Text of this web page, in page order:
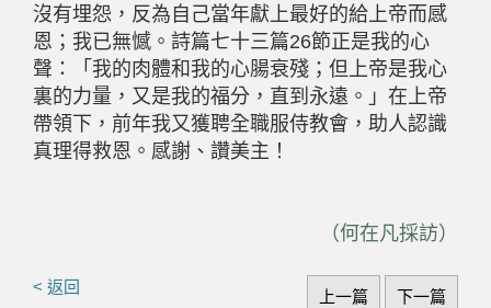
沒有埋怨，反為自己當年獻上最好的給上帝而感
恩；我已無憾。詩篇七十三篇26節正是我的心
聲：「我的肉體和我的心腸衰殘；但上帝是我心
裏的力量，又是我的福分，直到永遠。」在上帝
帶領下，前年我又獲聘全職服侍教會，助人認識
真理得救恩。感謝、讚美主！
（何在凡採訪）
< 返回
上一篇 下一篇